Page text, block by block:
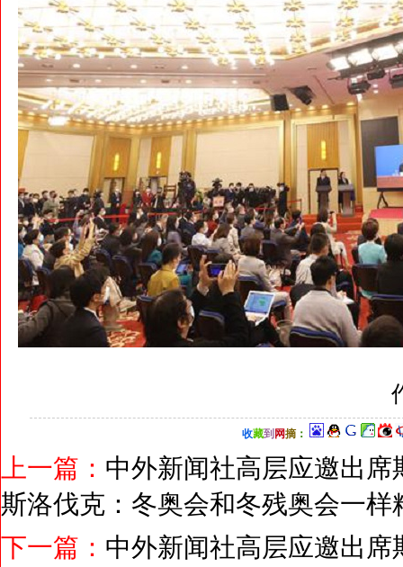
收藏到 网摘：
上一篇： 中外新闻社高层应邀出
斯洛伐克：冬奥会和冬残奥会一样
下一篇： 中外新闻社高层应邀出